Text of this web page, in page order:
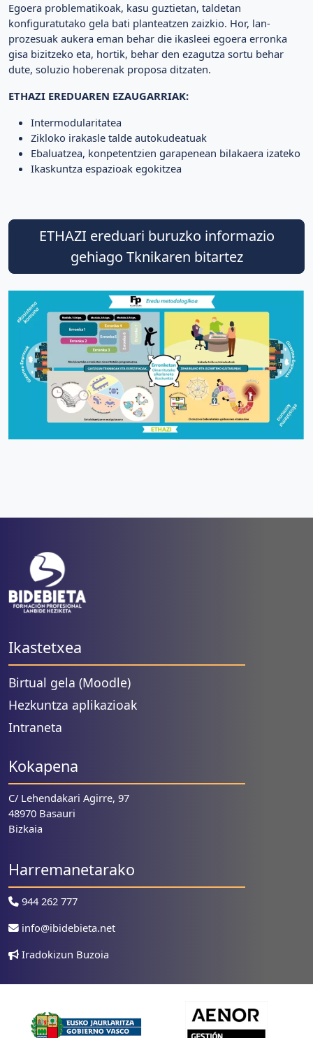
Egoera problematikoak, kasu guztietan, taldetan
konfiguratutako gela bati planteatzen zaizkio. Hor, lan-
prozesuak aukera eman behar die ikasleei egoera erronka
gisa bizitzeko eta, hortik, behar den ezagutza sortu behar
dute, soluzio hoberenak proposa ditzaten.
ETHAZI EREDUAREN EZAUGARRIAK:
Intermodularitatea
Zikloko irakasle talde autokudeatuak
Ebaluatzea, konpetentzien garapenean bilakaera izateko
Ikaskuntza espazioak egokitzea
ETHAZI ereduari buruzko informazio
gehiago Tknikaren bitartez
Ikastetxea
Birtual gela (Moodle)
Hezkuntza aplikazioak
Intraneta
Kokapena
C/ Lehendakari Agirre, 97
48970 Basauri
Bizkaia
Harremanetarako
944 262 777
info@ibidebieta.net
Iradokizun Buzoia